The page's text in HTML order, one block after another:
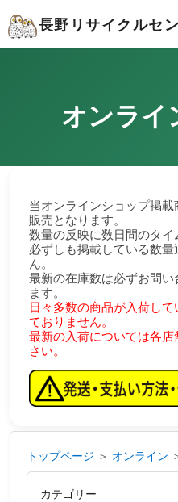
長野リサイクルセ
オンライ
当オンラインショップ掲
販売となります。
数量の反映に数日間のタイ
必ずしも掲載している数
ん。
最新の在庫数は必ずお問
ます。
日々多数の商品が入荷し
ておりません。
最新の入荷については各
さい。
トップページ ＞ オンライン
カテゴリー